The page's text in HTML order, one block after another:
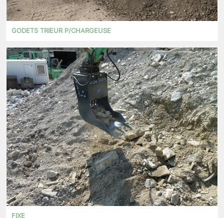
GODETS TRIEUR P/CHARGEUSE
FIXE